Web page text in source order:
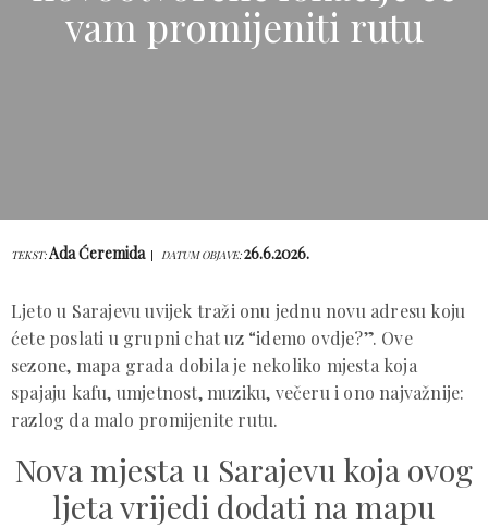
vam promijeniti rutu
TEKST:Ada Ćeremida DATUM OBJAVE:26.6.2026.
Ljeto u Sarajevu uvijek traži onu jednu novu adresu koju
ćete poslati u grupni chat uz “idemo ovdje?”. Ove
sezone, mapa grada dobila je nekoliko mjesta koja
spajaju kafu, umjetnost, muziku, večeru i ono najvažnije:
razlog da malo promijenite rutu.
Nova mjesta u Sarajevu koja ovog
ljeta vrijedi dodati na mapu